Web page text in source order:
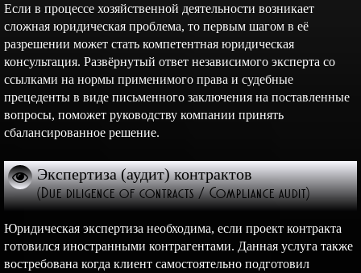
Если в процессе хозяйственной деятельности возникает
сложная юридическая проблема, то первым шагом в её
разрешении может стать компетентная юридическая
консультация. Развёрнутый ответ независимого эксперта со
ссылками на нормы применимого права и судебные
прецеденты в виде письменного заключения на поставленные
вопросы, поможет руководству компании принять
сбалансированное решение.
Экспертиза (аудит) контрактов
(Due diligence of contracts / Compliance audit)
Юридическая экспертиза необходима, если проект контракта
готовился иностранными контрагентами. Данная услуга также
востребована когда клиент самостоятельно подготовил